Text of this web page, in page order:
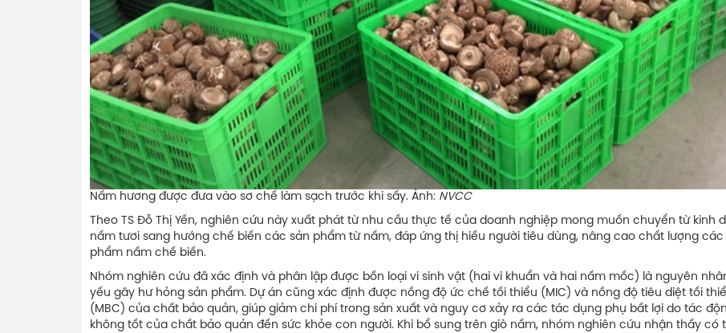
Nấm hương được đưa vào sơ chế làm sạch trước khi sấy. Ảnh: NVCC
Theo TS Đỗ Thị Yến, nghiên cứu này xuất phát từ nhu cầu thực tế của doanh nghiệp mong muốn chuyển từ kinh
nấm tươi sang hướng chế biến các sản phẩm từ nấm, đáp ứng thị hiếu người tiêu dùng, nâng cao chất lượng các
phẩm nấm chế biến.
Nhóm nghiên cứu đã xác định và phân lập được bốn loại vi sinh vật (hai vi khuẩn và hai nấm mốc) là nguyên
yếu gây hư hỏng sản phẩm. Dự án cũng xác định được nồng độ ức chế tối thiểu (MIC) và nồng độ tiêu diệt tối
(MBC) của chất bảo quản, giúp giảm chi phí trong sản xuất và nguy cơ xảy ra các tác dụng phụ bất lợi do tác
không tốt của chất bảo quản đến sức khỏe con người. Khi bổ sung trên giò nấm, nhóm nghiên cứu nhận thấy có